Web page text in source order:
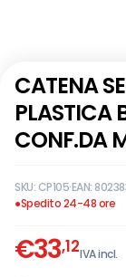
CATENA
PLASTICA
CONF.DA
SKU:CP105·EAN:
●Spedito 24-48 ore
€33,12IVA incl.